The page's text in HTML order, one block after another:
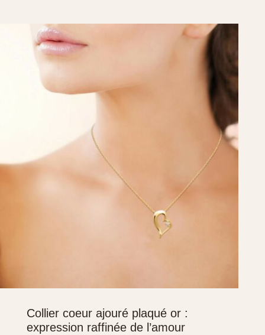
Collier coeur ajouré plaqué or :
expression raffinée de l’amour